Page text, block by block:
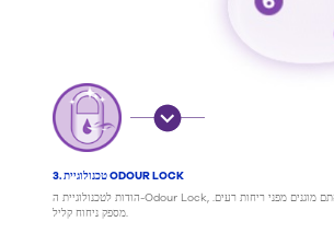
3. טכנולוגיית ODOUR LOCK
הודות לטכנולוגיית ה-Odour Lock, אתם מוגנים מפני ריחות רעים.
מספק ניחוח קליל.